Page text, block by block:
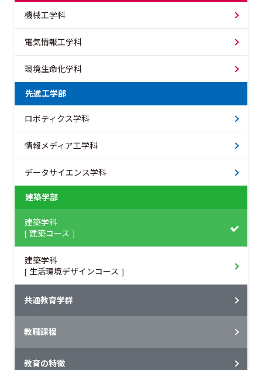
機械工学科
電気情報工学科
環境生命化学科
先進工学部
ロボティクス学科
情報メディア工学科
データサイエンス学科
建築学部
建築学科
[ 建築コース ]
建築学科
[ 生活環境デザインコース ]
共通教育学群
教職課程
教育の特徴